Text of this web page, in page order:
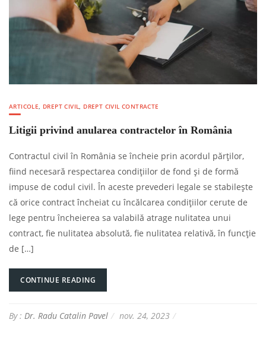
ARTICOLE, DREPT CIVIL, DREPT CIVIL CONTRACTE
Litigii privind anularea contractelor în România
Contractul civil în România se încheie prin acordul părților,
fiind necesară respectarea condițiilor de fond și de formă
impuse de codul civil. În aceste prevederi legale se stabilește
că orice contract încheiat cu încălcarea condițiilor cerute de
lege pentru încheierea sa valabilă atrage nulitatea unui
contract, fie nulitatea absolută, fie nulitatea relativă, în funcție
de […]
CONTINUE READING
By : Dr. Radu Catalin Pavel nov. 24, 2023